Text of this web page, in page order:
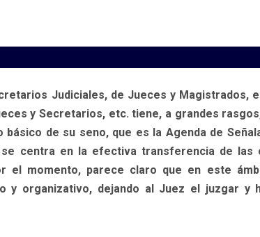
Judiciales, de Jueces y Magistrados,
y Secretarios, etc. tiene, a grandes
básico de su seno, que es la Agenda de
centra en la efectiva transferencia de las
el momento, parece claro que en este
y organizativo, dejando al Juez el juzgar y